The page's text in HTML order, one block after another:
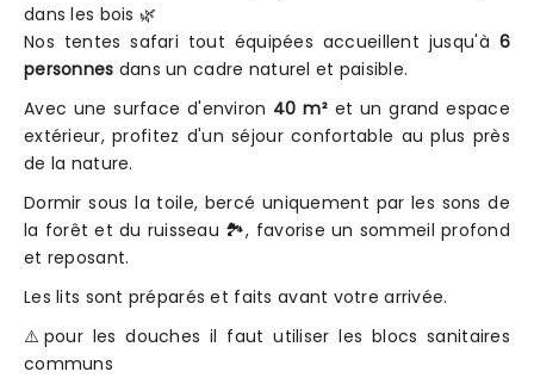
dans les bois 🌿
Nos tentes safari tout équipées accueillent jusqu'à 6
personnes dans un cadre naturel et paisible.
Avec une surface d'environ 40 m² et un grand espace
extérieur, profitez d'un séjour confortable au plus près
de la nature.
Dormir sous la toile, bercé uniquement par les sons de
la forêt et du ruisseau 🏞️, favorise un sommeil profond
et reposant.
Les lits sont préparés et faits avant votre arrivée.
⚠️pour les douches il faut utiliser les blocs sanitaires
communs